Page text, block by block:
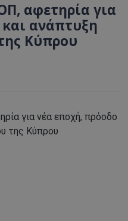
αφετηρία για
ανάπτυξη
Κύπρου